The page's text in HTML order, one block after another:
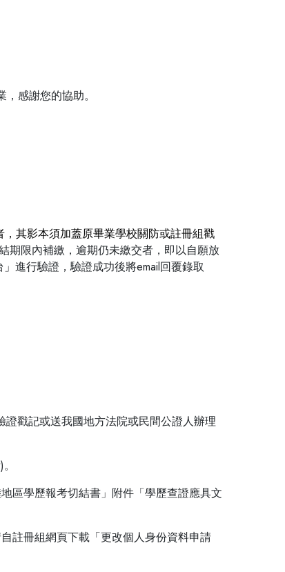
感謝您的協助。
其影本須加蓋原畢業學校關防或註冊組戳
期限內補繳，逾期仍未繳交者，即以自願放
進行驗證，驗證成功後將email回覆錄取
戳記或送我國地方法院或民間公證人辦理
區學歷報考切結書」附件「學歷查證應具文
註冊組網頁下載「更改個人身份資料申請